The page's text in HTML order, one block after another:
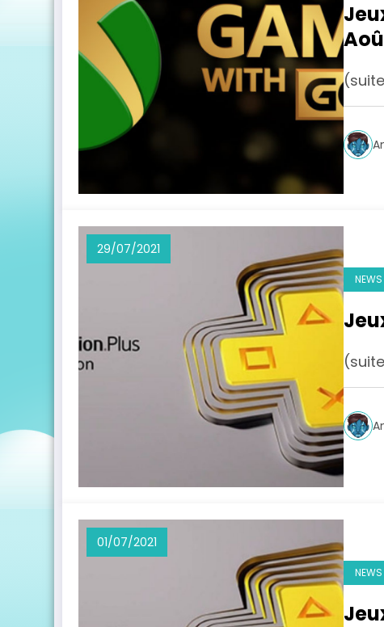
29/07/2021
NEWS
01/07/2021
NEWS